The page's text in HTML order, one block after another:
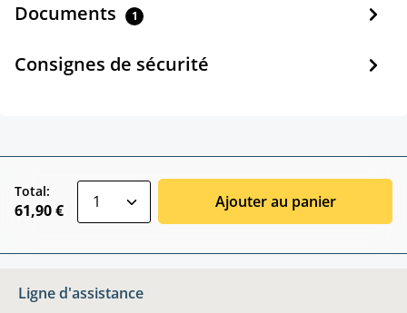
Documents 1
Consignes de sécurité
Total:
61,90 € Ajouter au panier
Ligne d'assistance